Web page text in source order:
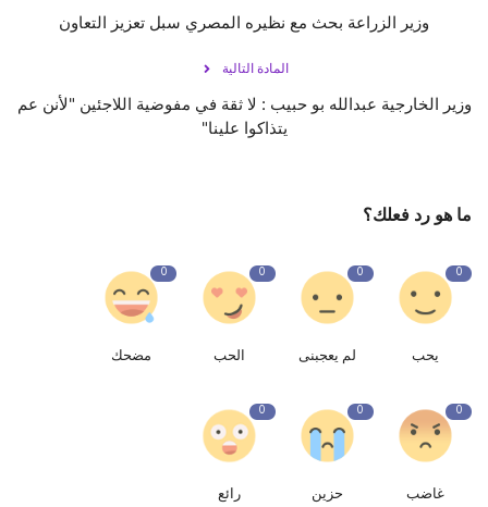
وزير الزراعة بحث مع نظيره المصري سبل تعزيز التعاون
المادة التالية
وزير الخارجية عبدالله بو حبيب : لا ثقة في مفوضية اللاجئين "لأنن عم
يتذاكوا علينا"
ما هو رد فعلك؟
0
يحب
0
لم يعجبنى
0
الحب
0
مضحك
0
غاضب
0
حزين
0
رائع